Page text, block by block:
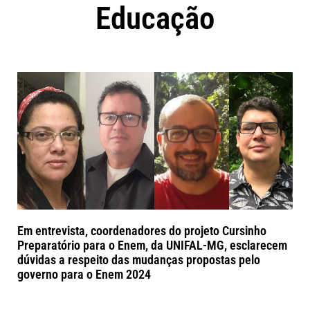
Educação
Em entrevista, coordenadores do projeto Cursinho
Preparatório para o Enem, da UNIFAL-MG, esclarecem
dúvidas a respeito das mudanças propostas pelo
governo para o Enem 2024